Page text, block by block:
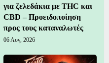
για ζελεδάκια με THC και
CBD – Προειδοποίηση
προς τους καταναλωτές
06 Αυγ, 2026